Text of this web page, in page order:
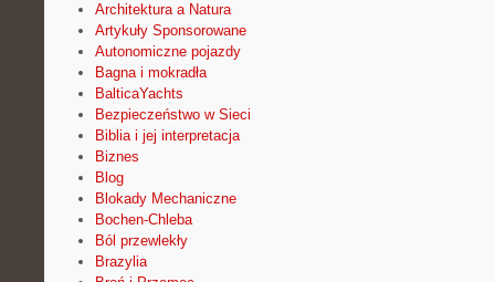
Architektura a Natura
Artykuły Sponsorowane
Autonomiczne pojazdy
Bagna i mokradła
BalticaYachts
Bezpieczeństwo w Sieci
Biblia i jej interpretacja
Biznes
Blog
Blokady Mechaniczne
Bochen-Chleba
Ból przewlekły
Brazylia